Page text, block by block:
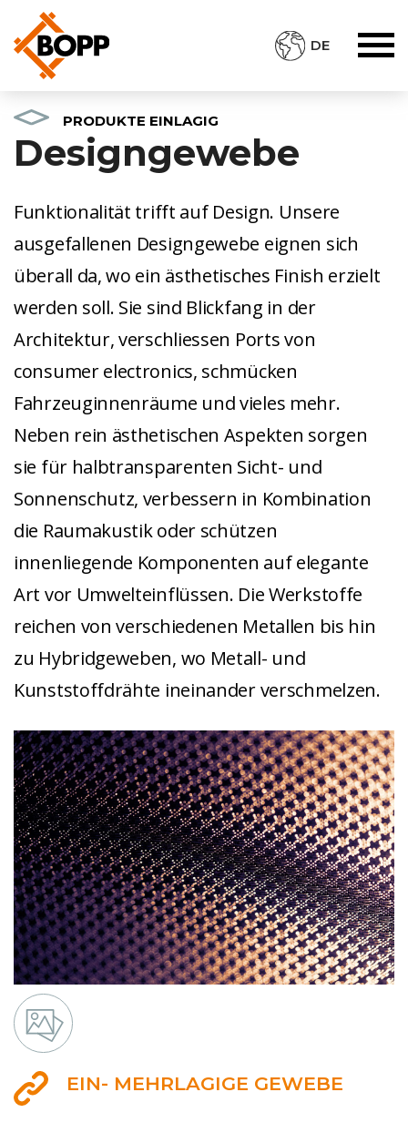
DE
PRODUKTE EINLAGIG
Designgewebe
Funktionalität trifft auf Design. Unsere
ausgefallenen Designgewebe eignen sich
überall da, wo ein ästhetisches Finish erzielt
werden soll. Sie sind Blickfang in der
Architektur, verschliessen Ports von
consumer electronics, schmücken
Fahrzeuginnenräume und vieles mehr.
Neben rein ästhetischen Aspekten sorgen
sie für halbtransparenten Sicht- und
Sonnenschutz, verbessern in Kombination
die Raumakustik oder schützen
innenliegende Komponenten auf elegante
Art vor Umwelteinflüssen. Die Werkstoffe
reichen von verschiedenen Metallen bis hin
zu Hybridgeweben, wo Metall- und
Kunststoffdrähte ineinander verschmelzen.
EIN- MEHRLAGIGE GEWEBE